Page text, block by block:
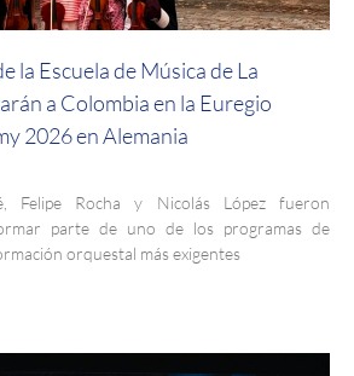
la Escuela de Música de La
a Colombia en la Euregio
2026 en Alemania
Felipe Rocha y Nicolás López fueron
parte de uno de los programas de
orquestal más exigentes